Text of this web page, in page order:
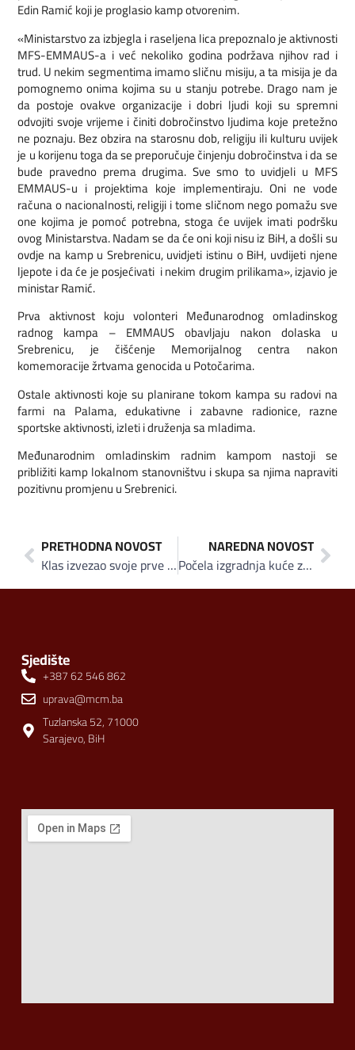
Edin Ramić koji je proglasio kamp otvorenim.
«Ministarstvo za izbjegla i raseljena lica prepoznalo je aktivnosti
MFS-EMMAUS-a i već nekoliko godina podržava njihov rad i
trud. U nekim segmentima imamo sličnu misiju, a ta misija je da
pomognemo onima kojima su u stanju potrebe. Drago nam je
da postoje ovakve organizacije i dobri ljudi koji su spremni
odvojiti svoje vrijeme i činiti dobročinstvo ljudima koje pretežno
ne poznaju. Bez obzira na starosnu dob, religiju ili kulturu uvijek
je u korijenu toga da se preporučuje činjenju dobročinstva i da se
bude pravedno prema drugima. Sve smo to uvidjeli u MFS
EMMAUS-u i projektima koje implementiraju. Oni ne vode
računa o nacionalnosti, religiji i tome sličnom nego pomažu sve
one kojima je pomoć potrebna, stoga će uvijek imati podršku
ovog Ministarstva. Nadam se da će oni koji nisu iz BiH, a došli su
ovdje na kamp u Srebrenicu, uvidjeti istinu o BiH, uvdijeti njene
ljepote i da će je posjećivati i nekim drugim prilikama», izjavio je
ministar Ramić.
Prva aktivnost koju volonteri Međunarodnog omladinskog
radnog kampa – EMMAUS obavljaju nakon dolaska u
Srebrenicu, je čišćenje Memorijalnog centra nakon
komemoracije žrtvama genocida u Potočarima.
Ostale aktivnosti koje su planirane tokom kampa su radovi na
farmi na Palama, edukativne i zabavne radionice, razne
sportske aktivnosti, izleti i druženja sa mladima.
Međunarodnim omladinskim radnim kampom nastoji se
približiti kamp lokalnom stanovništvu i skupa sa njima napraviti
pozitivnu promjenu u Srebrenici.
PRETHODNA NOVOST
Klas izvezao svoje prve organske somune na tržište EU
NAREDNA NOVOST
Počela izgradnja kuće za braću Valjevac: Apel za pomoć!
Sjedište
+387 62 546 862
uprava@mcm.ba
Tuzlanska 52, 71000
Sarajevo, BiH